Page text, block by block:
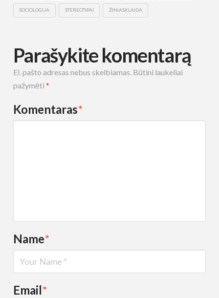
SOCIOLOGIJA STEREOTIPAI ŽINIASKLAIDA
Parašykite komentarą
El. pašto adresas nebus skelbiamas. Būtini laukeliai
pažymėti *
Komentaras*
Name*
Email*